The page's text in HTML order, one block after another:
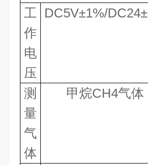
工
作
电
压
DC5V±1%/DC24±
测
量
气
体
甲烷CH4气体